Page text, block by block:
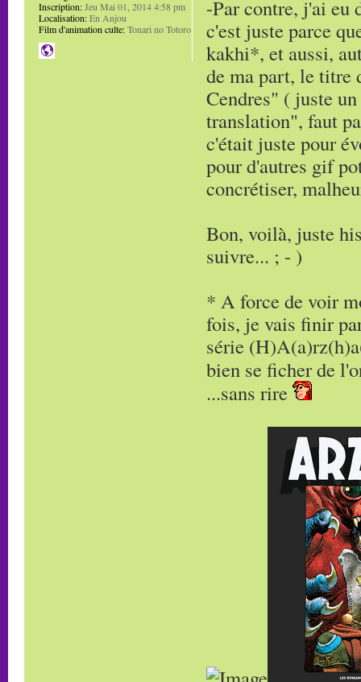
-Par contre, j'ai eu
c'est juste parce
kakhi*, et aussi,
de ma part, le titre
Cendres" ( juste
translation", faut
c'était juste pour
pour d'autres gif
concrétiser,
Bon, voilà, juste
suivre... ; - )
* A force de voir
fois, je vais finir
série
bien se ficher de
...sans rire
Inscription:Jeu Mai 01, 2014 4:58 pm
Localisation:En Anjou
Film d'animation culte:Tonari no Totoro